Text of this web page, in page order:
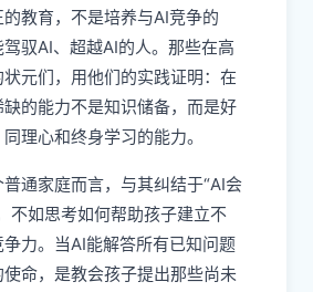
教育，不是培养与AI竞争的
驭AI、超越AI的人。那些在高
元们，用他们的实践证明：在
的能力不是知识储备，而是好
理心和终身学习的能力。
通家庭而言，与其纠结于“AI会
不如思考如何帮助孩子建立不
力。当AI能解答所有已知问题
命，是教会孩子提出那些尚未